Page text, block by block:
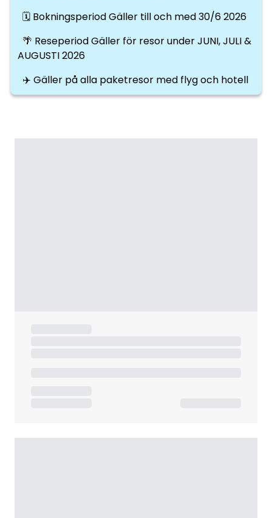
🗓️ Bokningsperiod Gäller till och med 30/6 2026
🌴 Reseperiod Gäller för resor under JUNI, JULI &
AUGUSTI 2026
✈️ Gäller på alla paketresor med flyg och hotell